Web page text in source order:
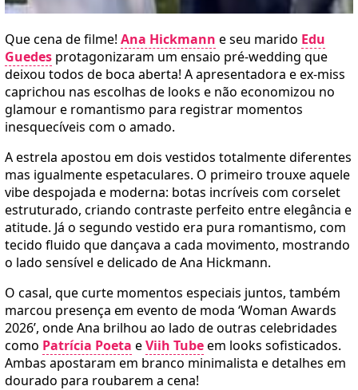
Que cena de filme! Ana Hickmann e seu marido Edu
Guedes protagonizaram um ensaio pré-wedding que
deixou todos de boca aberta! A apresentadora e ex-miss
caprichou nas escolhas de looks e não economizou no
glamour e romantismo para registrar momentos
inesquecíveis com o amado.
A estrela apostou em dois vestidos totalmente diferentes
mas igualmente espetaculares. O primeiro trouxe aquele
vibe despojada e moderna: botas incríveis com corselet
estruturado, criando contraste perfeito entre elegância e
atitude. Já o segundo vestido era pura romantismo, com
tecido fluido que dançava a cada movimento, mostrando
o lado sensível e delicado de Ana Hickmann.
O casal, que curte momentos especiais juntos, também
marcou presença em evento de moda ‘Woman Awards
2026’, onde Ana brilhou ao lado de outras celebridades
como Patrícia Poeta eViih Tubeem looks sofisticados.
Ambas apostaram em branco minimalista e detalhes em
dourado para roubarem a cena!